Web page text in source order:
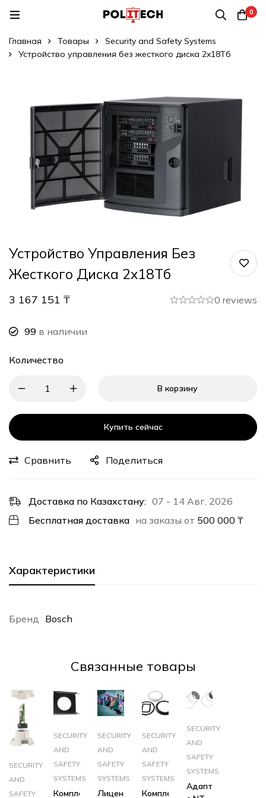
0
Главная Товары
Security and Safety Systems
Устройство управления без жесткого диска 2x18Tб
Устройство Управления Без
Жесткого Диска 2x18Tб
3 167 151 ₸ 0 reviews
99 в наличии
Количество
В корзину
Купить сейчас
Сравнить Поделиться
Доставка по Казахстану: 07 - 14 Авг, 2026
Бесплатная доставка на заказы от 500 000 ₸
Характеристики
Бренд Bosch
Cвязанные товары
SECURITY
AND
SAFETY
SECURITY
AND
SAFETY
SYSTEMS
Комплект
SECURITY
AND
SAFETY
SYSTEMS
Лицензия
SECURITY
AND
SAFETY
SYSTEMS
Комплект
SECURITY
AND
SAFETY
SYSTEMS
Адаптер